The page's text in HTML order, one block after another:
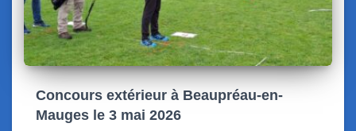
Concours extérieur à Beaupréau-en-
Mauges le 3 mai 2026